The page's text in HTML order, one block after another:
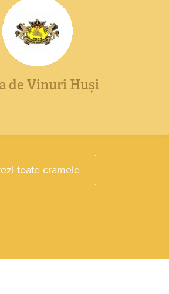
de Vinuri Huși
toate cramele